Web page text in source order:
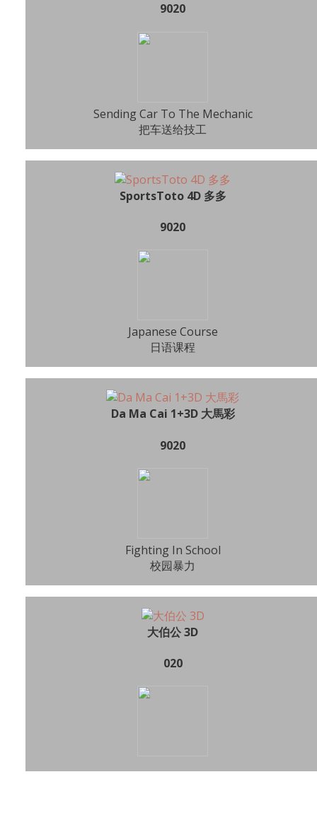
9020
Sending Car To The Mechanic
把车送给技工
SportsToto 4D 多多
9020
Japanese Course
日语课程
Da Ma Cai 1+3D 大馬彩
9020
Fighting In School
校园暴力
大伯公 3D
020